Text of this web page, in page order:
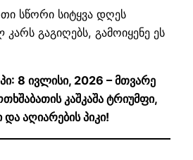
სწორი სიტყვა დღეს
კარს გაგიღებს, გამოიყენე ეს
8 ივლისი, 2026 – მთვარე
კაშკაშა ტრიუმფი,
და აღიარების პიკი!